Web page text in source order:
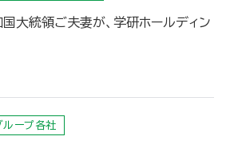
大統領ご夫妻が、学研ホールディン
ループ各社